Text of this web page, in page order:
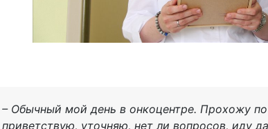
– Обычный мой день в онкоцентре. Прохожу
приветствую, уточняю, нет ли вопросов, иду